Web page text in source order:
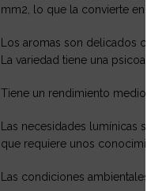
mm2, lo que la convierte en
Los aromas son delicados con
La variedad tiene una
Tiene un rendimiento medio/
Las necesidades lumínicas
que requiere unos
Las condiciones ambientales